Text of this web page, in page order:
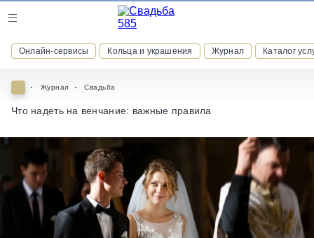
Онлайн-сервисы Кольца и украшения Журнал Каталог
ВСТУПАЙТЕ В КЛУБ ПРИВИЛЕГИЙ
присоединяйтесь к закрытому сообществу и получайте
скидки и бонусы за участие
РЕГИСТРАЦИЯ
Журнал Свадьба
Что надеть на венчание: важные правила